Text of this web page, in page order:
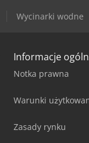
Wycinarki wodne
Informacje
Notka prawna
Warunki
Zasady rynku